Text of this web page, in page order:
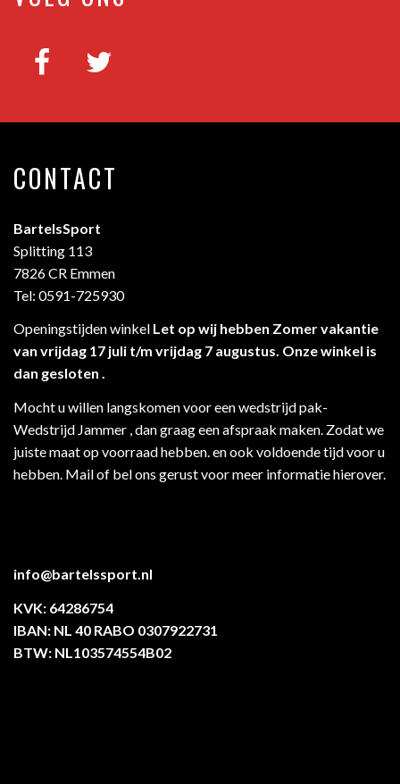
CONTACT
BartelsSport
Splitting 113
7826 CR Emmen
Tel: 0591-725930
Openingstijden winkel Let op wij hebben Zomer vakantie
van vrijdag 17 juli t/m vrijdag 7 augustus. Onze winkel is
dan gesloten .
Mocht u willen langskomen voor een wedstrijd pak-
Wedstrijd Jammer , dan graag een afspraak maken. Zodat we
juiste maat op voorraad hebben. en ook voldoende tijd voor u
hebben. Mail of bel ons gerust voor meer informatie hierover.
info@bartelssport.nl
KVK: 64286754
IBAN: NL 40 RABO 0307922731
BTW: NL103574554B02